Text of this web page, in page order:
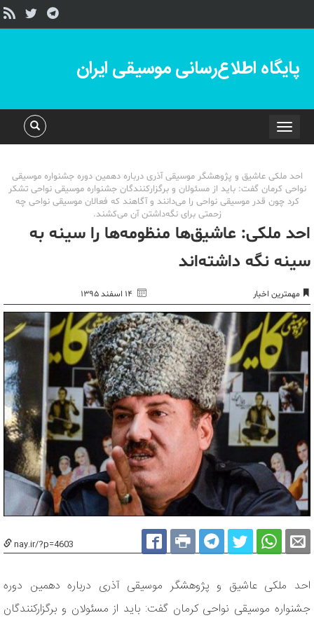
پایگاه اطلاع‌رسانی موسیقی ایران
Toggle
navigation
احد ملکی عاشیق و پژوهشگر موسیقی آذری درباره دهمین دوره جشنواره موسیقی
نواحی کرمان گفت: باید از مسئولان و برگزارکنندگان جشنواره‌ موسیقی نواحی تشکر
کرد چون قدر موسیقی نواحی را می‌دانند و آگاهند که فعالان موسیقی نواحی چه
زحمتی برای نگه‌داشتن آن می‌کشند.
احد ملکی: عاشیق‌ها منظومه‌ها را سینه به
سینه نگه داشته‌اند
مهمترین اخبار ۱۴ اسفند ۱۳۹۵
nay.ir/?p=4603
احد ملکی عاشیق و پژوهشگر موسیقی آذری درباره دهمین دوره
جشنواره موسیقی نواحی کرمان گفت: باید از مسئولان و برگزارکنندگان